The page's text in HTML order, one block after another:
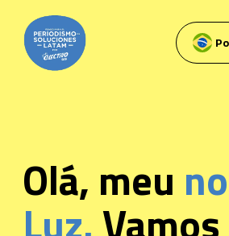
Pular
para
o
conteúdo
Olá, meu